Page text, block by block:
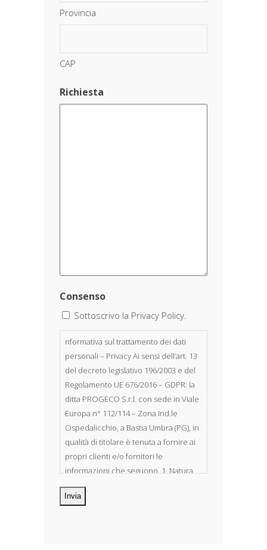
Provincia
CAP
Richiesta
Consenso
Sottoscrivo la Privacy Policy.
nformativa sul trattamento dei dati
personali – Privacy Ai sensi dell’art. 13
del decreto legislativo 196/2003 e del
Regolamento UE 676/2016 – GDPR: la
ditta PROGECO S.r.l. con sede in Viale
Europa n° 112/114 – Zona Ind.le
Ospedalicchio, a Bastia Umbra (PG), in
qualità di titolare è tenuta a fornire ai
propri clienti e/o fornitori le
informazioni che seguono. 1. Natura
dei dati personali Costituiscono
oggetto di trattamento i Suoi dati